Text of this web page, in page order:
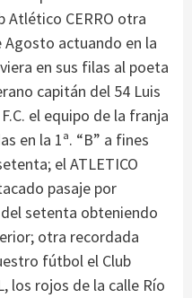
Atlético CERRO otra
Agosto actuando en la
en sus filas al poeta
capitán del 54 Luis
el equipo de la franja
en la 1ª. “B” a fines
el ATLETICO
pasaje por
setenta obteniendo
otra recordada
fútbol el Club
los rojos de la calle Río